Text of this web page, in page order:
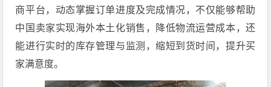
商平台，动态掌握订单进度及完成情况，不仅能够帮助
中国卖家实现海外本土化销售，降低物流运营成本，还
能进行实时的库存管理与监测，缩短到货时间，提升买
家满意度。